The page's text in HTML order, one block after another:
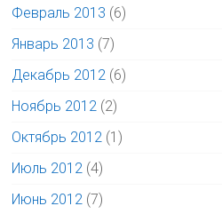
Февраль 2013 (6)
Январь 2013 (7)
Декабрь 2012 (6)
Ноябрь 2012 (2)
Октябрь 2012 (1)
Июль 2012 (4)
Июнь 2012 (7)